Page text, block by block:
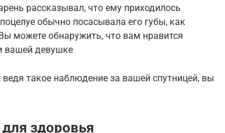
рассказывал, что ему приходилось
обычно посасывала его губы, как
можете обнаружить, что вам нравится
вашей девушке
такое наблюдение за вашей спутницей, вы
здоровья